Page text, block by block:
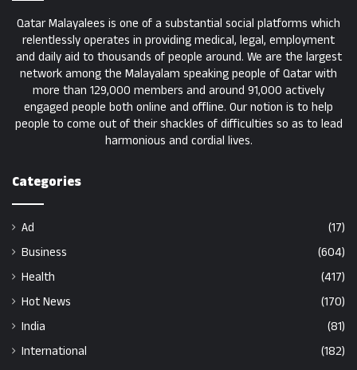
Qatar Malayalees is one of a substantial social platforms which
relentlessly operates in providing medical, legal, employment
and daily aid to thousands of people around. We are the largest
network among the Malayalam speaking people of Qatar with
more than 129,000 members and around 91,000 actively
engaged people both online and offline. Our notion is to help
people to come out of their shackles of difficulties so as to lead
harmonious and cordial lives.
Categories
Ad
(17)
Business
(604)
Health
(417)
Hot News
(170)
India
(81)
International
(182)